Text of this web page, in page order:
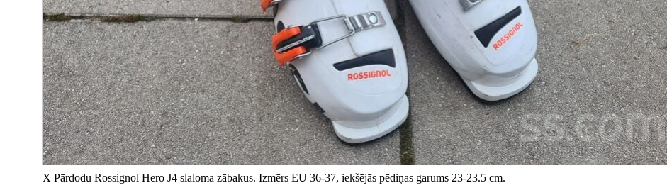
X Pārdodu Rossignol Hero J4 slaloma zābakus. Izmērs EU 36-37, iekšējās pēdiņas garums 23-23.5 cm.